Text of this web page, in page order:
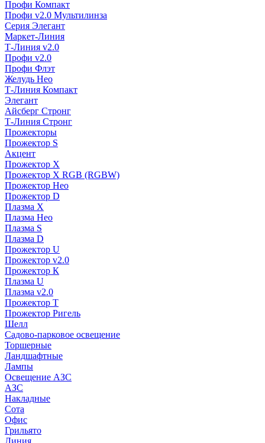
Профи Компакт
Профи v2.0 Мультилинза
Серия Элегант
Маркет-Линия
Т-Линия v2.0
Профи v2.0
Профи Флэт
Желудь Нео
Т-Линия Компакт
Элегант
Айсберг Стронг
Т-Линия Стронг
Прожекторы
Прожектор S
Акцент
Прожектор X
Прожектор Х RGB (RGBW)
Прожектор Нео
Прожектор D
Плазма X
Плазма Нео
Плазма S
Плазма D
Прожектор U
Прожектор v2.0
Прожектор К
Плазма U
Плазма v2.0
Прожектор Т
Прожектор Ригель
Шелл
Садово-парковое освещение
Торшерные
Ландшафтные
Лампы
Освещение АЗС
АЗС
Накладные
Сота
Офис
Грильято
Линия